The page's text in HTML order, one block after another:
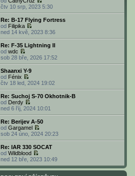
e
k
s
p
ě
v
e
k
í
p
ř
í
s
p
ě
v
k
l
e
d
n
í
p
ř
í
p
ě
v
k
t
p
o
s
l
e
n
í
p
ř
p
ě
v
k
Z
o
b
r
a
z
i
t
p
o
s
d
n
í
ř
í
s
ě
v
e
čtv 10 srp, 2023 5:30
Re: B-17 Flying Fortress
od Filipika
Z
o
b
r
a
z
p
o
s
l
d
n
í
p
ř
í
s
p
ě
v
e
ned 14 kvě, 2023 8:36
Re: F-35 Lightning II
od wdc
Z
o
b
r
a
z
t
p
o
s
l
e
d
n
í
p
ř
í
s
sob 28 bře, 2026 17:52
Shaanxi Y-9
od Fénix
Z
o
b
r
a
z
p
o
s
l
e
d
n
čtv 18 led, 2024 19:02
Re: Suchoj S-70 Okhotnik-B
od Derdy
Z
o
b
r
a
z
i
t
p
o
s
l
ned 6 říj, 2024 10:01
Re: Berijev A-50
od Gargamel
Z
o
b
r
a
z
i
sob 24 úno, 2024 20:23
Re: IAR 330 SOCAT
od Wildblood
Z
o
b
ned 12 bře, 2023 10:49